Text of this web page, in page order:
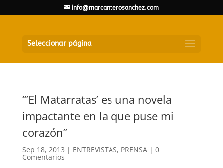
info@marcanterosanchez.com
Seleccionar página
“’El Matarratas’ es una novela
impactante en la que puse mi
corazón”
Sep 18, 2013 | ENTREVISTAS, PRENSA| 0
Comentarios